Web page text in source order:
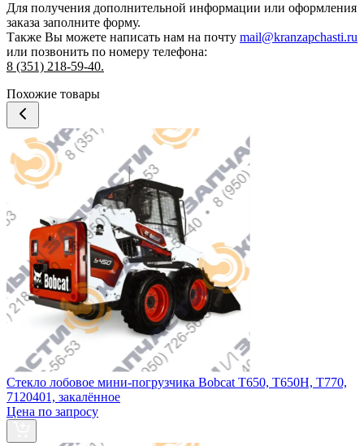
Для получения дополнительной информации или оформления
заказа заполните форму.
Также Вы можете написать нам на почту mail@kranzapchasti.ru
или позвонить по номеру телефона:
8 (351) 218-59-40.
Похожие товары
Стекло лобовое мини-погрузчика Bobcat T650, T650H, T770,
7120401, закалённое
Цена по запросу